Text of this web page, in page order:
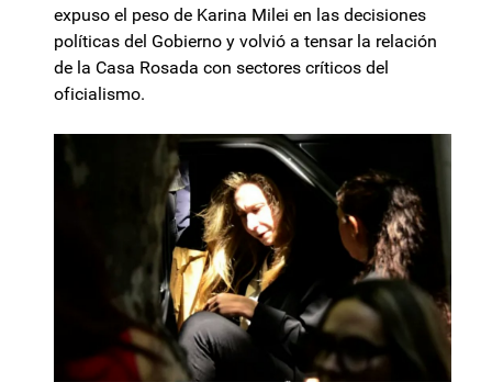
expuso el peso de Karina Milei en las decisiones
políticas del Gobierno y volvió a tensar la relación
de la Casa Rosada con sectores críticos del
oficialismo.